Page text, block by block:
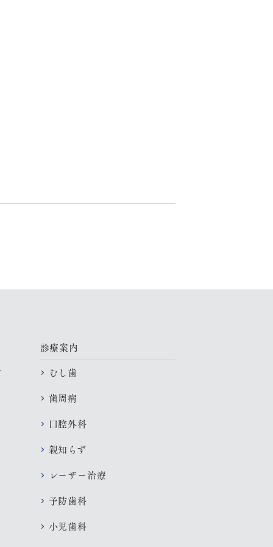
診療案内
むし歯
歯周病
口腔外科
親知らず
レーザー治療
予防歯科
小児歯科